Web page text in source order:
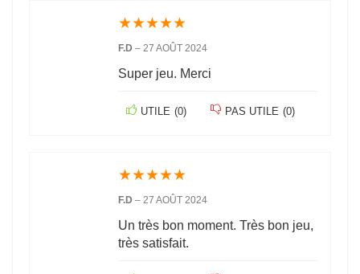
★★★★★
F.D – 27 AOÛT 2024
Super jeu. Merci
UTILE (0) PAS UTILE (0)
★★★★★
F.D – 27 AOÛT 2024
Un très bon moment. Très bon jeu,
très satisfait.